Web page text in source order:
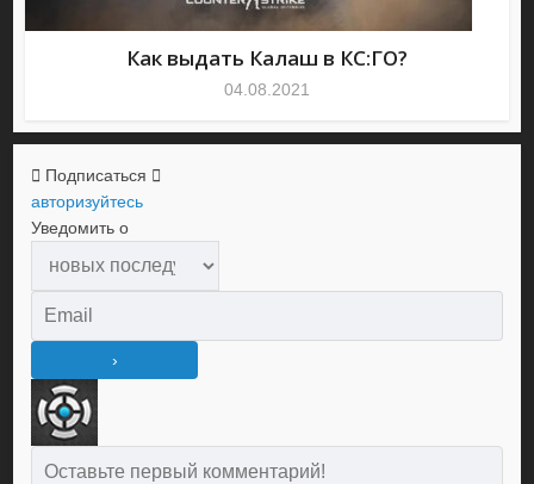
Как выдать Калаш в КС:ГО?
04.08.2021
Подписаться
авторизуйтесь
Уведомить о